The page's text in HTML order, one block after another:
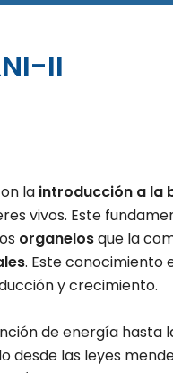
II
la introducción a la
vivos. Este
organelosque la
. Este conocimiento
y crecimiento.
de energía hasta
las leyes